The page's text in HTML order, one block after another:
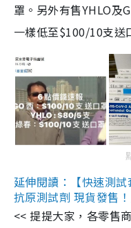
罩。另外有售YHLO及
一樣低至$100/10支送
延伸閱讀：【快速測
抗原測試劑 現貨發售
<< 提提大家，各零售